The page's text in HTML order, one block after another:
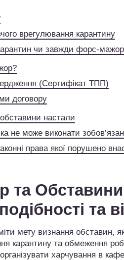
врегулювання карантину
чи завжди форс-
(Сертифікат ТПП)
договору
настали
не може виконати
права якої порушено
та
подібності та
мету визнання обставин,
карантину та обмеження
харчування в